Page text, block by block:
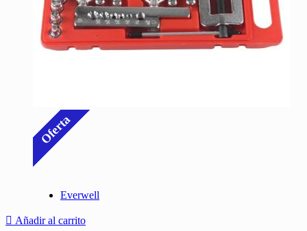
Oferta
Everwell
Añadir al carrito